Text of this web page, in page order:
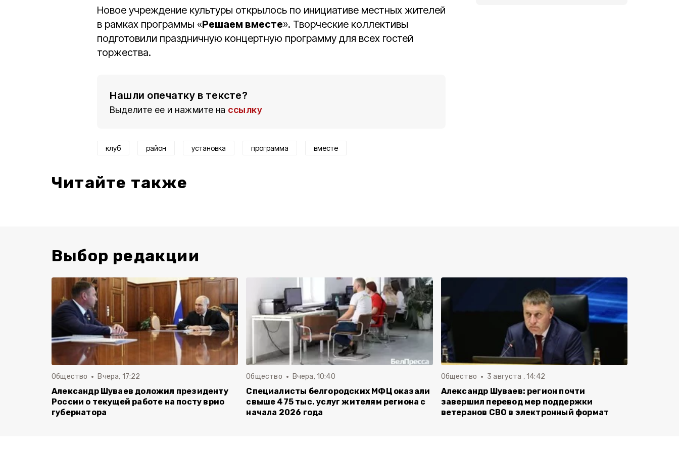
Новое учреждение культуры открылось по инициативе местных жителей
в рамках программы «Решаем вместе». Творческие коллективы
подготовили праздничную концертную программу для всех гостей
торжества.
Нашли опечатку в тексте?
Выделите ее и нажмите на ссылку
клуб район установка программа вместе
Читайте также
Выбор редакции
Общество Вчера, 17:22
Александр Шуваев доложил президенту
России о текущей работе на посту врио
губернатора
Общество Вчера, 10:40
Специалисты белгородских МФЦ оказали
свыше 475 тыс. услуг жителям региона с
начала 2026 года
Общество 3 августа , 14:42
Александр Шуваев: регион почти
завершил перевод мер поддержки
ветеранов СВО в электронный формат